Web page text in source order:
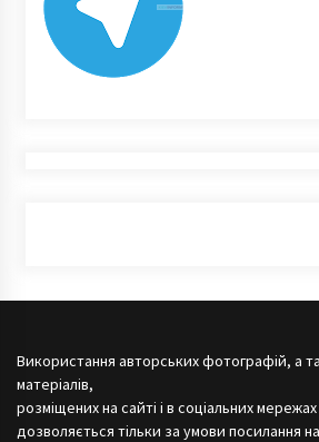
Використання авторських фотографій, а
матеріалів,
розміщених на сайті і в соціальних мережах
дозволяється тільки за умови посилання